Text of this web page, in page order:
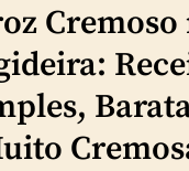
Cremoso